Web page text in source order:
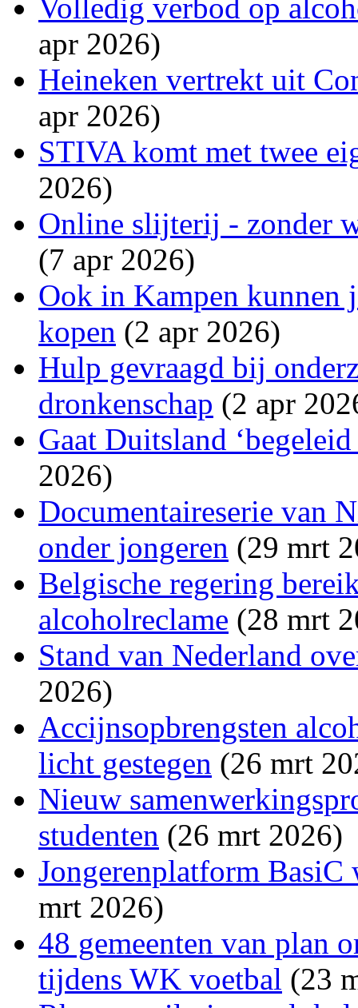
Volledig verbod op
apr 2026)
Heineken vertrekt uit
apr 2026)
STIVA komt met twee
2026)
Online slijterij - zonder
(7 apr 2026)
Ook in Kampen kunnen
kopen (2 apr 2026)
Hulp gevraagd bij
dronkenschap (2 apr
Gaat Duitsland
2026)
Documentaireserie van
onder jongeren (29 mrt
Belgische regering
alcoholreclame (28 mrt
Stand van Nederland
2026)
Accijnsopbrengsten
licht gestegen (26 mrt
Nieuw
studenten (26 mrt 2026)
Jongerenplatform BasiC
mrt 2026)
48 gemeenten van plan
tijdens WK voetbal (23